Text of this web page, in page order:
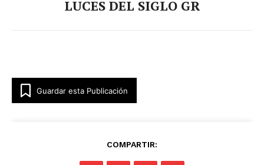
LUCES DEL SIGLO GR
Guardar esta Publicación
COMPARTIR: